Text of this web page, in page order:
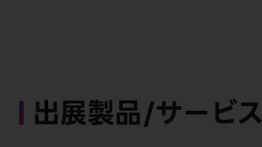
出展製品/サービス